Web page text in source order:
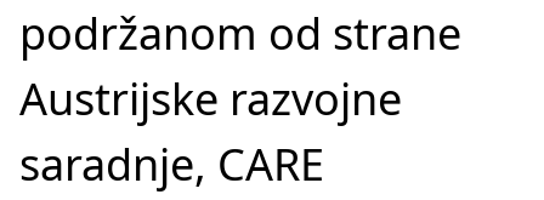
podržanom od strane
Austrijske razvojne
saradnje, CARE